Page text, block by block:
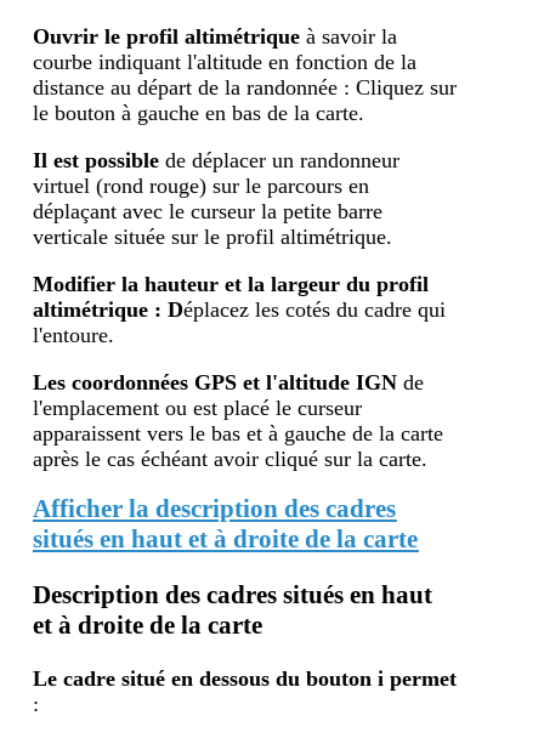
Ouvrir le profil altimétrique à savoir la
courbe indiquant l'altitude en fonction de la
distance au départ de la randonnée : Cliquez sur
le bouton à gauche en bas de la carte.
Il est possible de déplacer un randonneur
virtuel (rond rouge) sur le parcours en
déplaçant avec le curseur la petite barre
verticale située sur le profil altimétrique.
Modifier la hauteur et la largeur du profil
altimétrique : Déplacez les cotés du cadre qui
l'entoure.
Les coordonnées GPS et l'altitude IGN de
l'emplacement ou est placé le curseur
apparaissent vers le bas et à gauche de la carte
après le cas échéant avoir cliqué sur la carte.
Afficher la description des cadres
situés en haut et à droite de la carte
Description des cadres situés en haut
et à droite de la carte
Le cadre situé en dessous du bouton ipermet
: